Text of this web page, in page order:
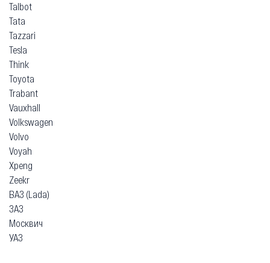
Talbot
Tata
Tazzari
Tesla
Think
Toyota
Trabant
Vauxhall
Volkswagen
Volvo
Voyah
Xpeng
Zeekr
ВАЗ (Lada)
ЗАЗ
Москвич
УАЗ